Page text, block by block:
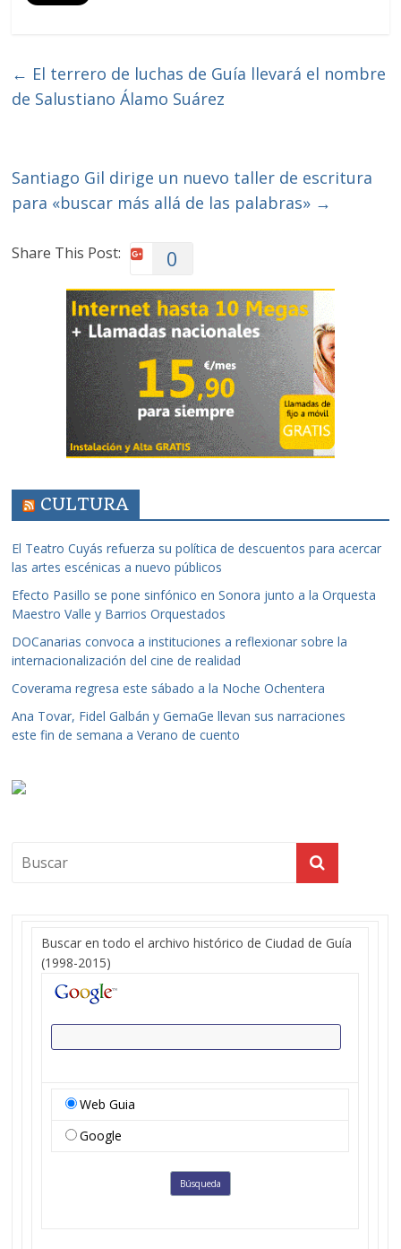
← El terrero de luchas de Guía llevará el nombre
de Salustiano Álamo Suárez
Santiago Gil dirige un nuevo taller de escritura
para «buscar más allá de las palabras» →
Share This Post: 0
CULTURA
El Teatro Cuyás refuerza su política de descuentos para acercar
las artes escénicas a nuevo públicos
Efecto Pasillo se pone sinfónico en Sonora junto a la Orquesta
Maestro Valle y Barrios Orquestados
DOCanarias convoca a instituciones a reflexionar sobre la
internacionalización del cine de realidad
Coverama regresa este sábado a la Noche Ochentera
Ana Tovar, Fidel Galbán y GemaGe llevan sus narraciones
este fin de semana a Verano de cuento
Buscar en todo el archivo histórico de Ciudad de Guía
(1998-2015)
Web Guia
Google